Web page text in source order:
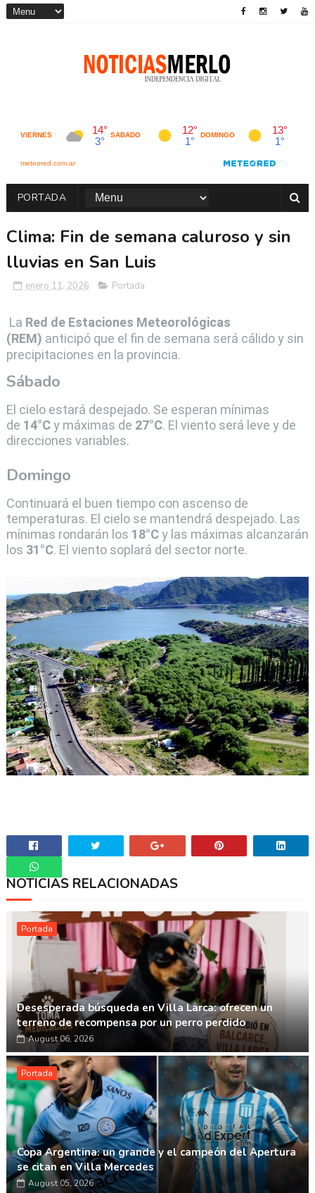
PORTADA
Clima: Fin de semana caluroso y sin
lluvias en San Luis
enero 11, 2026 Portada
La Red de Estaciones Meteorológicas
(REM) anticipó que el fin de semana será cálido y sin
precipitaciones en la provincia.
Sábado
El cielo estará despejado. Se esperan mínimas
de 14°Cy máximas de 27°C. El viento será leve y de
direcciones variables.
Domingo
Continuará el buen tiempo con ascenso de
temperaturas. El cielo se mantendrá despejado. Las
mínimas rondarán los 18°Cy las máximas alcanzarán
los 31°C. El viento soplará del sector norte.
Whatsapp
NOTICIAS RELACIONADAS
Portada
Desesperada búsqueda en Villa Larca: ofrecen un
terreno de recompensa por un perro perdido
August 06, 2026
Portada
Copa Argentina: un grande y el campeón del Apertura
se citan en Villa Mercedes
August 05, 2026